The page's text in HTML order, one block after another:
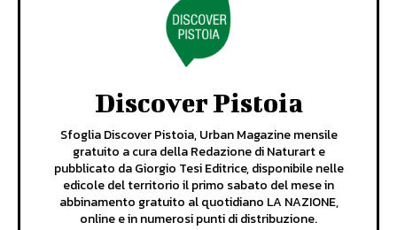
Discover Pistoia
Sfoglia Discover Pistoia, Urban Magazine mensile
gratuito a cura della Redazione di Naturart e
pubblicato da Giorgio Tesi Editrice, disponibile nelle
edicole del territorio il primo sabato del mese in
abbinamento gratuito al quotidiano LA NAZIONE,
online e in numerosi punti di distribuzione.